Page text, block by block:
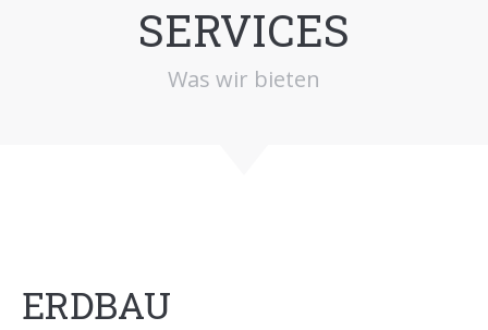
SERVICES
Was wir bieten
ERDBAU